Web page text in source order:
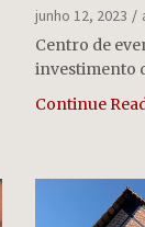
junho 12, 2023
Centro de
investimento
Continue